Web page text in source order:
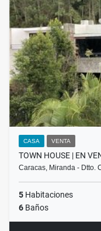
CASA VENTA
TOWN HOUSE | EN
Caracas, Miranda - Dtto.
5 Habitaciones
6 Baños